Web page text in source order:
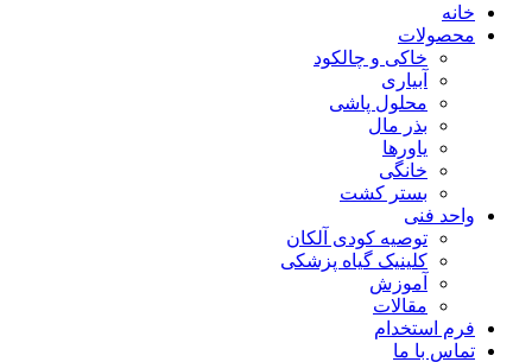
خانه
محصولات
خاکی و چالکود
آبیاری
محلول پاشی
بذر مال
یاورها
خانگی
بستر کشت
واحد فنی
توصیه کودی آلکان
کلینیک گیاه پزشکی
آموزش
مقالات
فرم استخدام
تماس با ما